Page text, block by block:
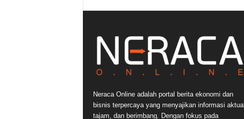
Neraca Online adalah portal berita ekonomi dan
bisnis terpercaya yang menyajikan informasi aktual,
tajam, dan berimbang. Dengan fokus pada